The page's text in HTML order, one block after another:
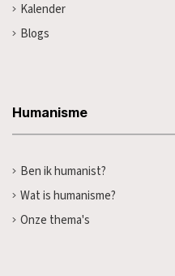
Kalender
Blogs
Humanisme
Ben ik humanist?
Wat is humanisme?
Onze thema's